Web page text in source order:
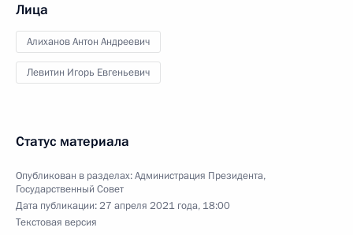
Лица
Алиханов Антон Андреевич
Левитин Игорь Евгеньевич
Статус материала
Опубликован в разделах:Администрация Президента,
Государственный Совет
Дата публикации:27 апреля 2021 года, 18:00
Текстовая версия